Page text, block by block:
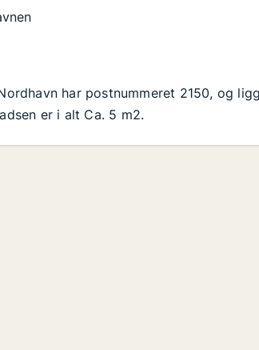
har postnummeret 2150, og
er i alt Ca. 5 m2.